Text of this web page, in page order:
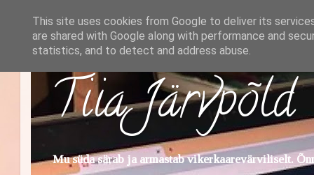
Tiia Järvpõld
Mu süda särab ja armastab vikerkaarevärviliselt.
This site uses cookies from Google to deliver its
are shared with Google along with performance and
statistics, and to detect and address abuse.